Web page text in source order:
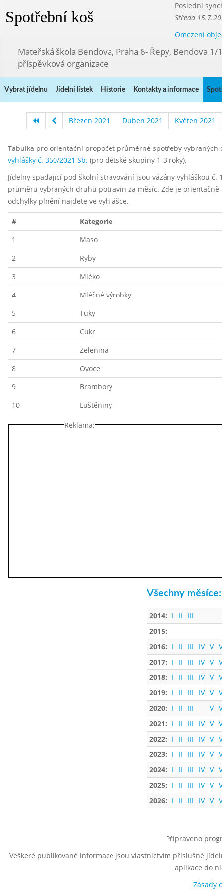
Spotřební koš
Poslední
Středa
Omezení
Mateřská škola Bendova, Praha 6- Řepy, Bendova 1/
příspěvková organizace
Vybrat jídelnu Jídelní lístek Historie Kontakty a informace
Březen 2021 Duben 2021 Květen 2021
Tabulka pro orientační propočet průměrné spotřeby
vyhlášky č. 350/2021 Sb. (pro dětské skupiny 1-3 roky).
Jídelny spadající pod školní stravování jsou vázány vyhláškou
průměru vybraných druhů potravin za měsíc. Zde je
odchylky plnění najdete ve vyhlášce.
#
Kategorie
1
Maso
2
Ryby
3
Mléko
4
Mléčné výrobky
5
Tuky
6
Cukr
7
Zelenina
8
Ovoce
9
Brambory
10
Luštěniny
Reklama:
Všechny měsíce:
2014: I II
III
2015:
2016:
I II III IV V
2017:
I II III IV V
2018:
I II III IV V
2019:
I II III IV V
2020:
I II III V
2021:
I II III IV V
2022:
I II III IV V
2023:
I II III IV V
2024:
I II III IV V
2025:
I II III IV V
2026:
I II III IV V
Připraveno
Veškeré publikované informace jsou vlastnictvím příslušné
aplikace do
Zásady